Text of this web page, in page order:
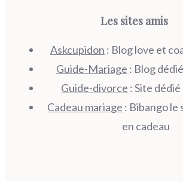
Les sites amis
Askcupidon : Blog love et
Guide-Mariage : Blog
Guide-divorce : Site
Cadeau mariage : Bibango le
en cadeau